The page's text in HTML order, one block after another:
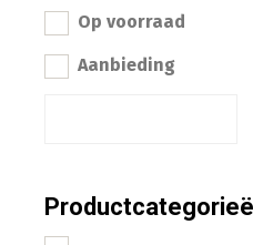
Op voorraad
Aanbieding